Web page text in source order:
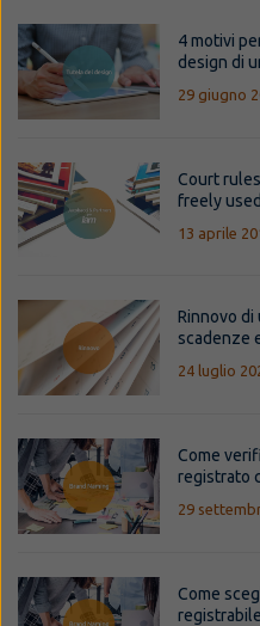
4 motivi
design di
29 giugno
Court
freely
13 aprile
Rinnovo di
scadenze
24 luglio
Come
registrato
29
Come